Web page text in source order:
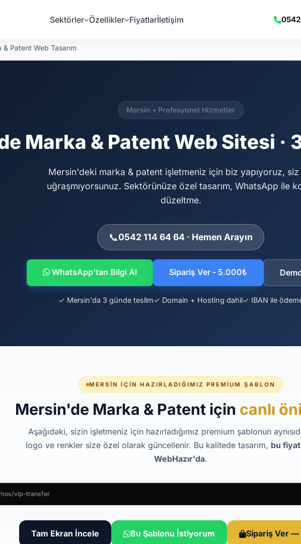
Sektörler Özellikler Fiyatlarİletişim
& Patent Web Tasarım
Mersin • Profesyonel Hizmetler
Marka & Patent Web Sitesi ·
Mersin'deki marka & patent işletmeniz için biz yapıyoruz, siz
uğraşmıyorsunuz. Sektörünüze özel tasarım, WhatsApp ile
düzeltme.
📞0542 114 64 64 · Hemen Arayın
WhatsApp'tan Bilgi Al Sipariş Ver - 5.000₺
✓ Mersin'da 3 günde teslim✓ Domain + Hosting dahil✓ IBAN ile
MERSIN İÇIN HAZIRLADIĞIMIZ PREMIUM ŞABLON
Mersin'de Marka & Patent için canlı
Aşağıdaki, sizin işletmeniz için hazırladığımız premium şablonun
logo ve renkler size özel olarak güncellenir. Bu kalitede tasarım, bu
WebHazır'da.
vip-transfer
Tam Ekran İncele Bu Şablonu İstiyorum Sipariş Ver